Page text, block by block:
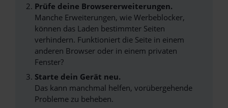
Prüfe deine Browsererweiterungen.
Manche Erweiterungen, wie Werbeblocker,
können das Laden bestimmter Seiten
verhindern. Funktioniert die Seite in einem
anderen Browser oder in einem privaten
Fenster?
Starte dein Gerät neu.
Das kann manchmal helfen, vorübergehende
Probleme zu beheben.